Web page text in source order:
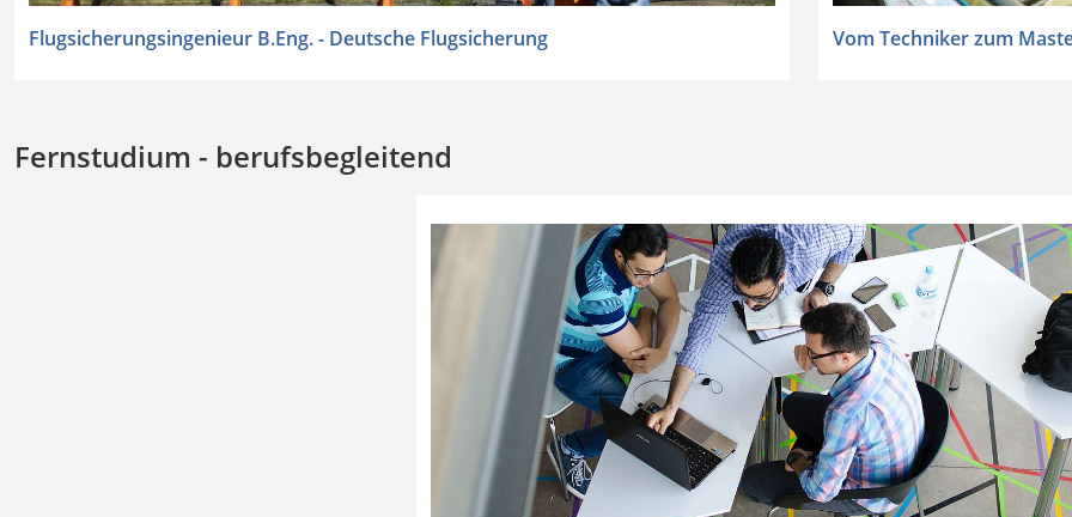
Flugsicherungsingenieur B.Eng. - Deutsche Flugsicherung Vom Techniker zum
Fernstudium - berufsbegleitend